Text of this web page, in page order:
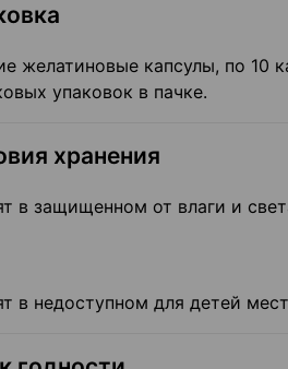
желатиновые капсулы, по 10
упаковок в пачке.
хранения
в защищенном от влаги и
в недоступном для детей